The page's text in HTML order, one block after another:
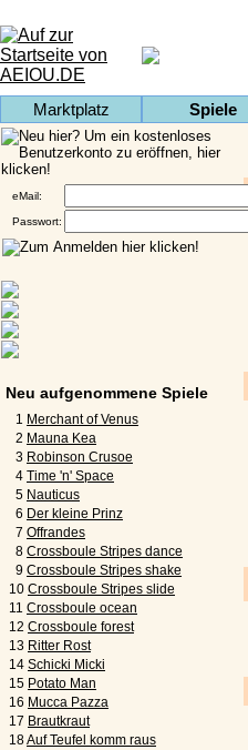
Marktplatz Spiele
eMail:
Passwort:
Neu aufgenommene Spiele
1 Merchant of Venus
2 Mauna Kea
3 Robinson Crusoe
4 Time 'n' Space
5 Nauticus
6 Der kleine Prinz
7 Offrandes
8 Crossboule Stripes dance
9 Crossboule Stripes shake
10 Crossboule Stripes slide
11 Crossboule ocean
12 Crossboule forest
13 Ritter Rost
14 Schicki Micki
15 Potato Man
16 Mucca Pazza
17 Brautkraut
18Auf Teufel komm raus